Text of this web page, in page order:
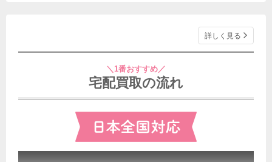
詳しく見る
＼1番おすすめ／
宅配買取の流れ